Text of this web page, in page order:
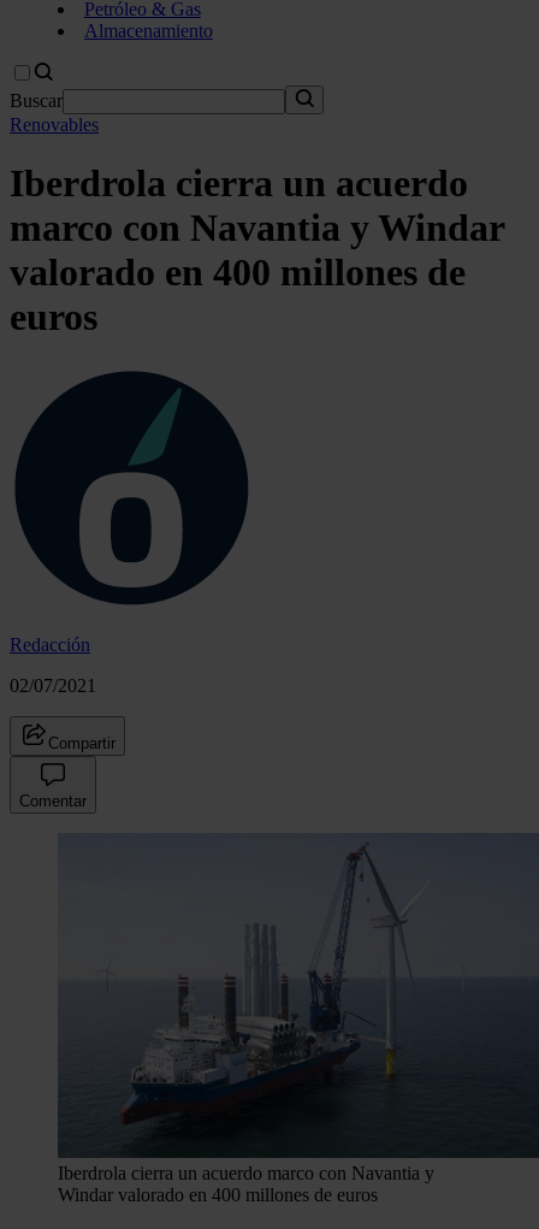
Petróleo & Gas
Almacenamiento
Buscar
Renovables
Iberdrola cierra un acuerdo
marco con Navantia y Windar
valorado en 400 millones de
euros
Redacción
02/07/2021
Compartir
Comentar
Iberdrola cierra un acuerdo marco con Navantia y
Windar valorado en 400 millones de euros